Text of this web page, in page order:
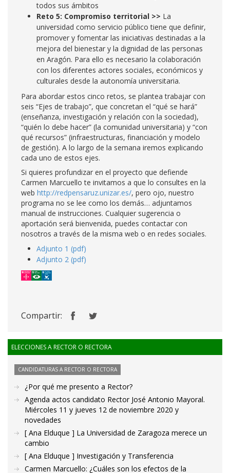
todos sus ámbitos
Reto 5: Compromiso territorial >> La
universidad como servicio público tiene que definir,
promover y fomentar las iniciativas destinadas a la
mejora del bienestar y la dignidad de las personas
en Aragón. Para ello es necesario la colaboración
con los diferentes actores sociales, económicos y
culturales desde la autonomía universitaria.
Para abordar estos cinco retos, se plantea trabajar con
seis “Ejes de trabajo”, que concretan el “qué se hará”
(enseñanza, investigación y relación con la sociedad),
“quién lo debe hacer” (la comunidad universitaria) y “con
qué recursos” (infraestructuras, financiación y modelo
de gestión). A lo largo de la semana iremos explicando
cada uno de estos ejes.
Si quieres profundizar en el proyecto que defiende
Carmen Marcuello te invitamos a que lo consultes en la
web http://redpensaruz.unizar.es/, pero ojo, nuestro
programa no se lee como los demás… adjuntamos
manual de instrucciones. Cualquier sugerencia o
aportación será bienvenida, puedes contactar con
nosotros a través de la misma web o en redes sociales.
Adjunto 1 (pdf)
Adjunto 2 (pdf)
Compartir:
ELECCIONES A RECTOR O RECTORA
CANDIDATURAS A RECTOR O RECTORA
¿Por qué me presento a Rector?
Agenda actos candidato Rector José Antonio Mayoral.
Miércoles 11 y jueves 12 de noviembre 2020 y
novedades
[ Ana Elduque ] La Universidad de Zaragoza merece un
cambio
[ Ana Elduque ] Investigación y Transferencia
Carmen Marcuello: ¿Cuáles son los efectos de la